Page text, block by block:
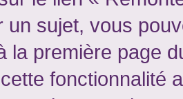
un sujet, vous
la première page
fonctionnalité